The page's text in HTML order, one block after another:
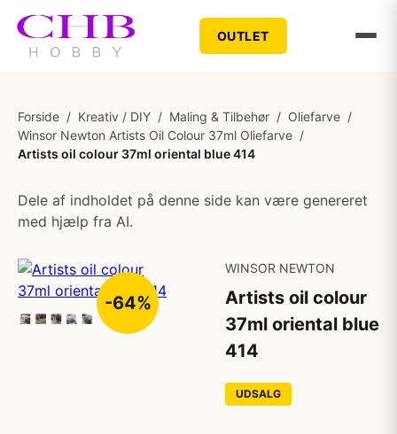
OUTLET
Forside / Kreativ / DIY / Maling & Tilbehør / Oliefarve /
Winsor Newton Artists Oil Colour 37ml Oliefarve /
Artists oil colour 37ml oriental blue 414
Dele af indholdet på denne side kan være genereret
med hjælp fra AI.
-64%
WINSOR NEWTON
Artists oil colour
37ml oriental blue
414
UDSALG